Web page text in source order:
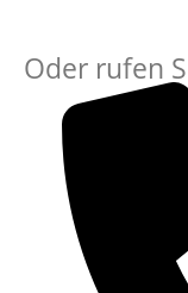
Oder rufen